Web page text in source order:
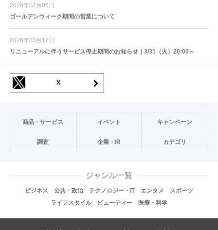
2026年04月06日
ゴールデンウィーク期間の営業について
2026年03月17日
リニューアルに伴うサービス停止期間のお知らせ｜3/31（火）20:00～
X
商品・サービス イベント キャンペーン
調査 企業・IR カテゴリ
ジャンル一覧
ビジネス 公共・政治 テクノロジー・IT エンタメ
スポーツ
ライフスタイル
ビューティー 医療・科学